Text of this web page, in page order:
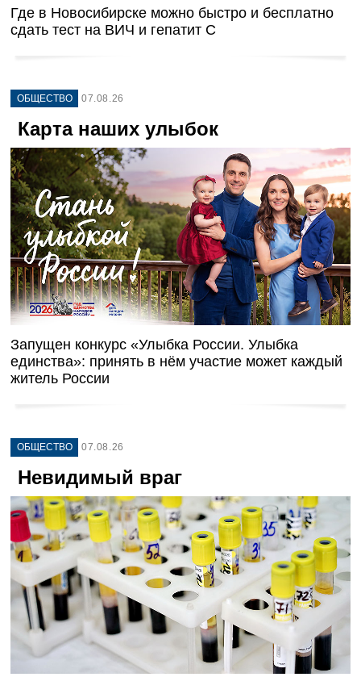
Где в Новосибирске можно быстро и бесплатно
сдать тест на ВИЧ и гепатит С
ОБЩЕСТВО 07.08.26
Карта наших улыбок
Запущен конкурс «Улыбка России. Улыбка
единства»: принять в нём участие может каждый
житель России
ОБЩЕСТВО 07.08.26
Невидимый враг